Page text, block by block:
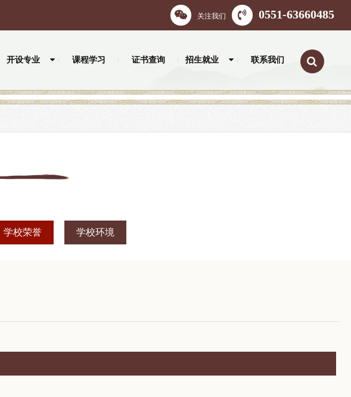
关注我们 0551-63660485
开设专业 课程学习 证书查询 招生就业 联系我们
学校荣誉 学校环境